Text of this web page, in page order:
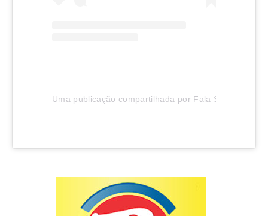
Uma publicação compartilhada por Fala SC